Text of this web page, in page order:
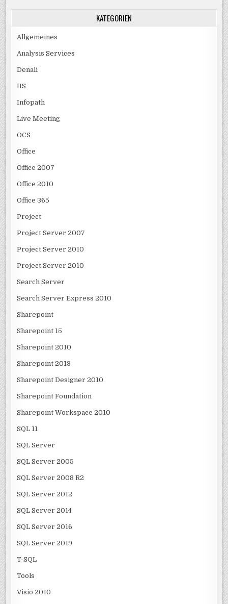
KATEGORIEN
Allgemeines
Analysis Services
Denali
IIS
Infopath
Live Meeting
OCS
Office
Office 2007
Office 2010
Office 365
Project
Project Server 2007
Project Server 2010
Project Server 2010
Search Server
Search Server Express 2010
Sharepoint
Sharepoint 15
Sharepoint 2010
Sharepoint 2013
Sharepoint Designer 2010
Sharepoint Foundation
Sharepoint Workspace 2010
SQL 11
SQL Server
SQL Server 2005
SQL Server 2008 R2
SQL Server 2012
SQL Server 2014
SQL Server 2016
SQL Server 2019
T-SQL
Tools
Visio 2010